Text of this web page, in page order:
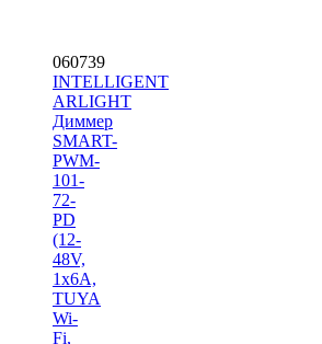
060739
INTELLIGENT
ARLIGHT
Диммер
SMART-
PWM-
101-
72-
PD
(12-
48V,
1x6A,
TUYA
Wi-
Fi,